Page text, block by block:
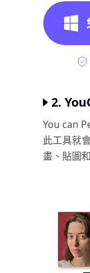
2.
You can
此工具就
畫、貼圖